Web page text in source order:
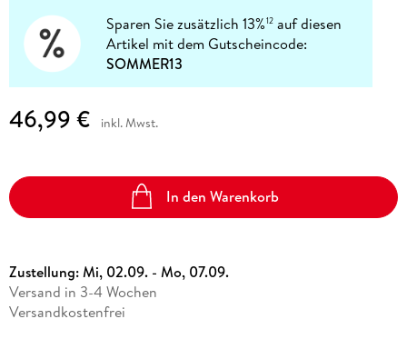
Sparen Sie zusätzlich 13%12 auf diesen
Artikel mit dem Gutscheincode:
SOMMER13
46,99 € inkl. Mwst.
In den Warenkorb
Zustellung:Mi, 02.09. - Mo, 07.09.
Versand in 3-4 Wochen
Versandkostenfrei